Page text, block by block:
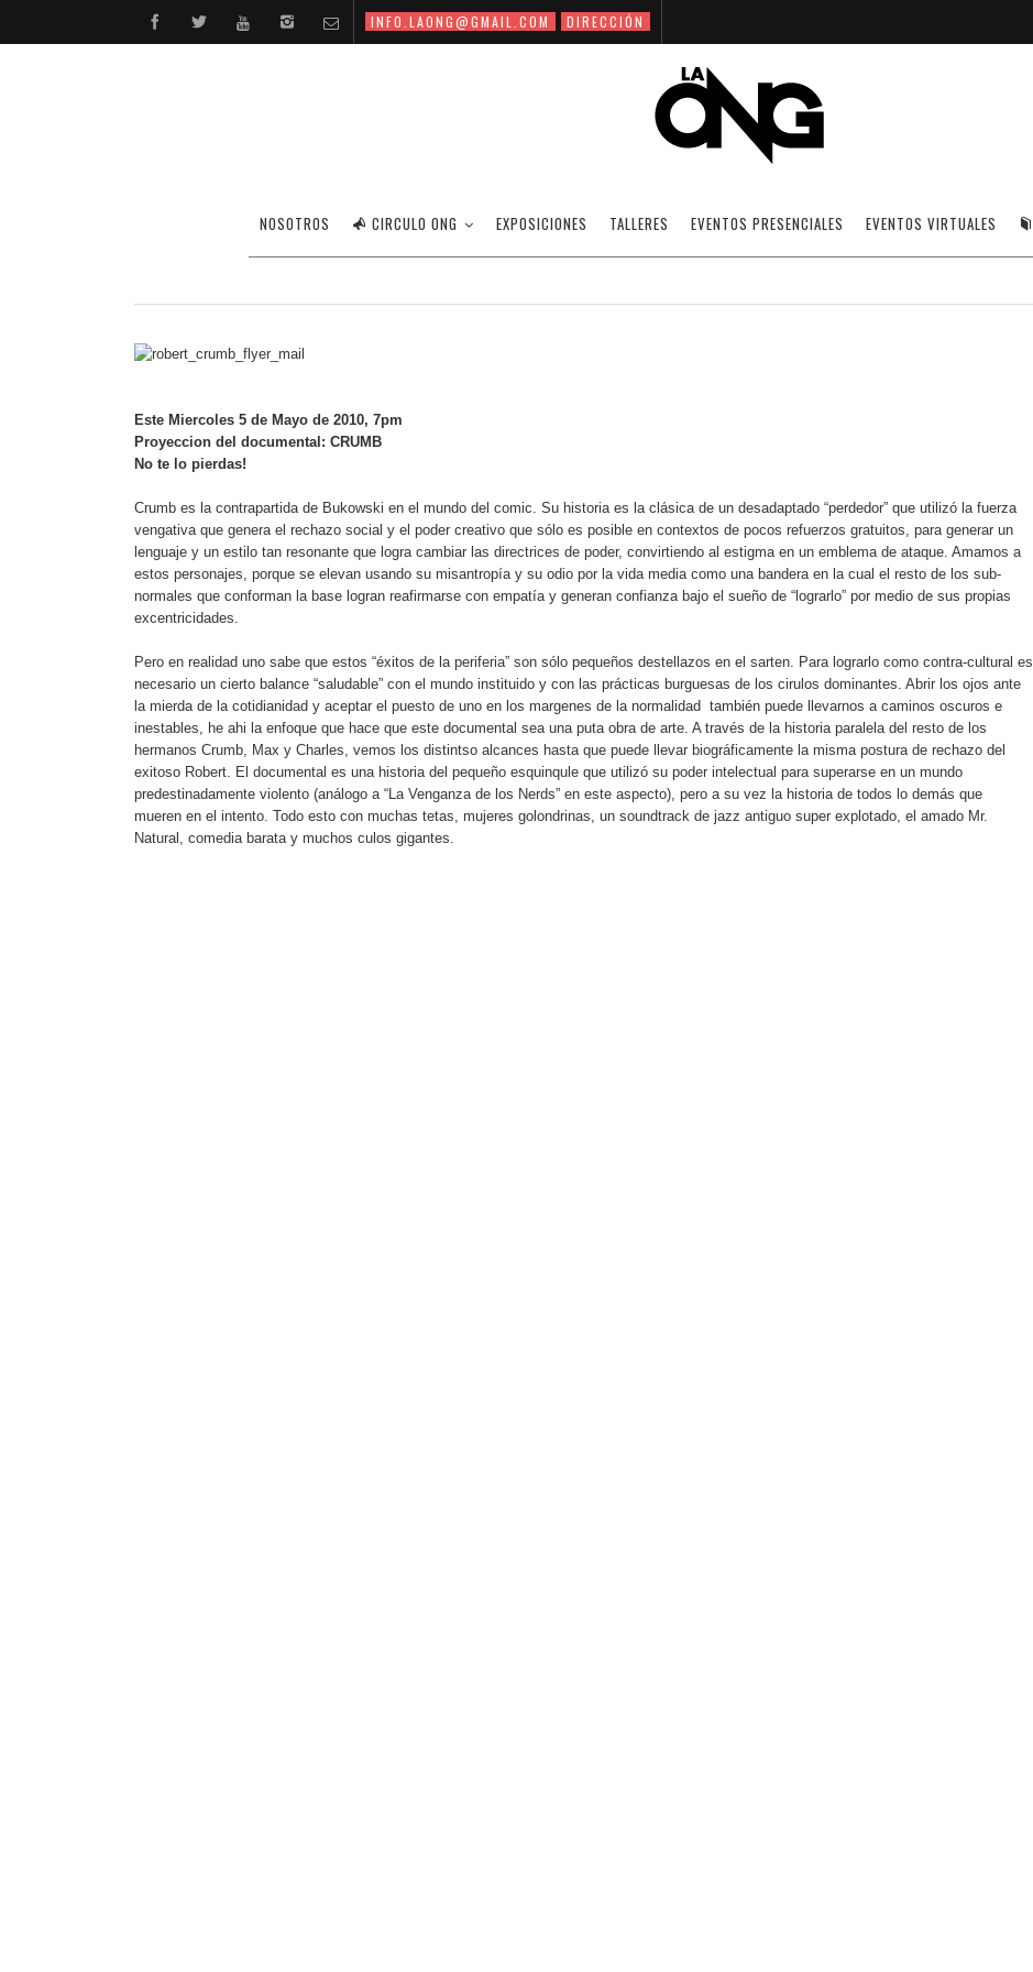
INFO.LAONG@GMAIL.COM DIRECCIÓN
NOSOTROS CIRCULO ONG EXPOSICIONES TALLERES EVENTOS PRESENCIALES EVENTOS VIRTUALES
PROYECCION DEL DOCUMENTAL: CRUMB
03/05/2010 NOTICIAS · SIN CATEGORÍA OFF
Este Miercoles 5 de Mayo de 2010, 7pm
Proyeccion del documental: CRUMB
No te lo pierdas!
Crumb es la contrapartida de Bukowski en el mundo del comic. Su historia es la clásica de un desadaptado “perdedor” que utilizó la fuerza
vengativa que genera el rechazo social y el poder creativo que sólo es posible en contextos de pocos refuerzos gratuitos, para generar un
lenguaje y un estilo tan resonante que logra cambiar las directrices de poder, convirtiendo al estigma en un emblema de ataque. Amamos a
estos personajes, porque se elevan usando su misantropía y su odio por la vida media como una bandera en la cual el resto de los sub-
normales que conforman la base logran reafirmarse con empatía y generan confianza bajo el sueño de “lograrlo” por medio de sus propias
excentricidades.
Pero en realidad uno sabe que estos “éxitos de la periferia” son sólo pequeños destellazos en el sarten. Para lograrlo como contra-cultural es
necesario un cierto balance “saludable” con el mundo instituido y con las prácticas burguesas de los cirulos dominantes. Abrir los ojos ante
la mierda de la cotidianidad y aceptar el puesto de uno en los margenes de la normalidad también puede llevarnos a caminos oscuros e
inestables, he ahi la enfoque que hace que este documental sea una puta obra de arte. A través de la historia paralela del resto de los
hermanos Crumb, Max y Charles, vemos los distintso alcances hasta que puede llevar biográficamente la misma postura de rechazo del
exitoso Robert. El documental es una historia del pequeño esquinqule que utilizó su poder intelectual para superarse en un mundo
predestinadamente violento (análogo a “La Venganza de los Nerds” en este aspecto), pero a su vez la historia de todos lo demás que
mueren en el intento. Todo esto con muchas tetas, mujeres golondrinas, un soundtrack de jazz antiguo super explotado, el amado Mr.
Natural, comedia barata y muchos culos gigantes.